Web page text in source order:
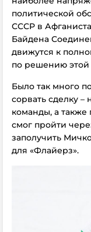
политической
СССР в
Байдена
движутся к
по решению этой
Было так много
сорвать сделку –
команды, а
смог пройти
заполучить
для «Флайерз».